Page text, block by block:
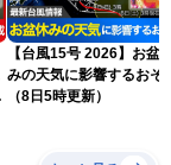
【台風15号 2026】お盆
みの天気に影響するおそ
（8日5時更新）